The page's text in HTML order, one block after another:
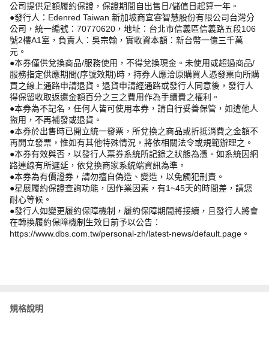
公司提供足額履約保證，保證期間自出售日/儲值日起算一年。
●發行人：Edenred Taiwan 新加坡商宜睿智慧股份有限公司台灣分
公司，統一編號：70770620，地址：台北市信義區信義路五段106
號2樓A1室，負責人：吳宗翰，實收資本額：新台幣一億三千萬
元。
●本券僅供兌換商品/服務使用，不得兌換現金。未使用或超過商品/
服務指定供應期間(序號效期)時，持券人應洽原購買人憑發票向所購
買之線上通路申請退貨。退貨申請經通路或發行人同意後，發行人
得保留收取返還金額百分之三之費用作為手續費之權利。
●本券為不記名，任何人皆可使用本券，請自行妥善保管，如遭他人
盜用，不再補發或退貨。
●本券於出售時已開立統一發票，所兌換之商品或折抵消費之金額不
再開立發票，惟如有其他特殊情況，將依相關法令或規範辦理之。
●本券有效與否，以發行人票券系統所記錄之狀態為憑。如系統因網
路連線有所遲延，依兌換商家系統端資訊為準。
●本券為有價證券，請勿擅自偽造、變造，以免觸犯刑責。
●星展履約保證查詢功能，因作業因素，有1~45天的時間差，請您
耐心等候。
●發行人如變更履約保障機制，履約保障期間將接續，且發行人將會
在轉換履約保障機制生效日前予以公告：
https://www.dbs.com.tw/personal-zh/latest-news/default.page。
規格說明